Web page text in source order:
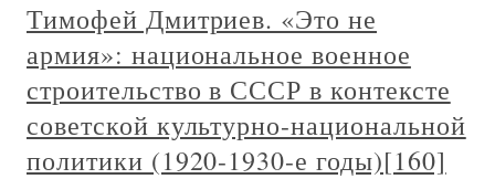
Тимофей Дмитриев. «Это не
армия»: национальное военное
строительство в СССР в контексте
советской культурно-национальной
политики (1920-1930-е годы)[160]